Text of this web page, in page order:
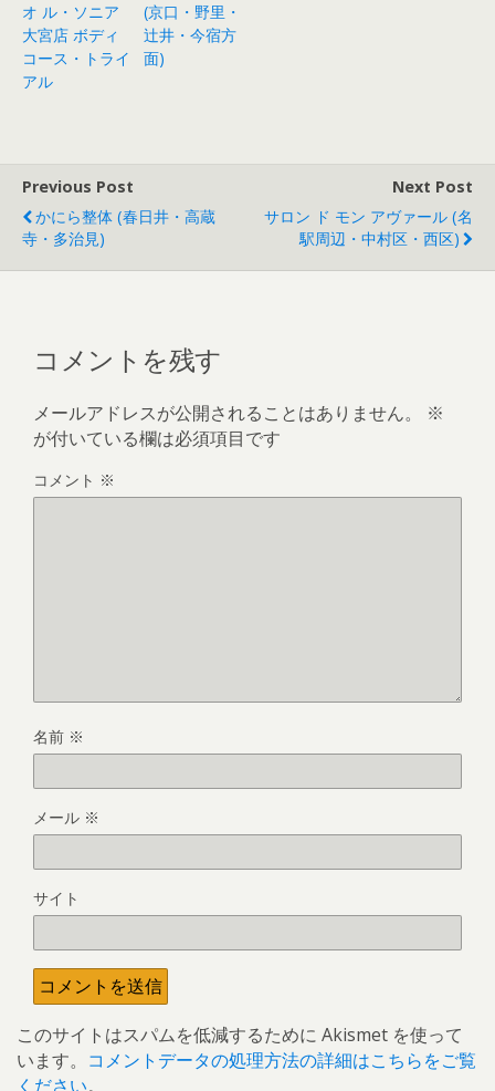
オ ル・ソニア
大宮店 ボディ
コース・トライ
アル
(京口・野里・
辻井・今宿方
面)
Previous Post
かにら整体 (春日井・高蔵
寺・多治見)
Next Post
サロン ド モン アヴァール (名
駅周辺・中村区・西区)
コメントを残す
メールアドレスが公開されることはありません。
※
が付いている欄は必須項目です
コメント ※
名前 ※
メール ※
サイト
このサイトはスパムを低減するために Akismet を使って
います。 コメントデータの処理方法の詳細はこちらをご覧
ください。